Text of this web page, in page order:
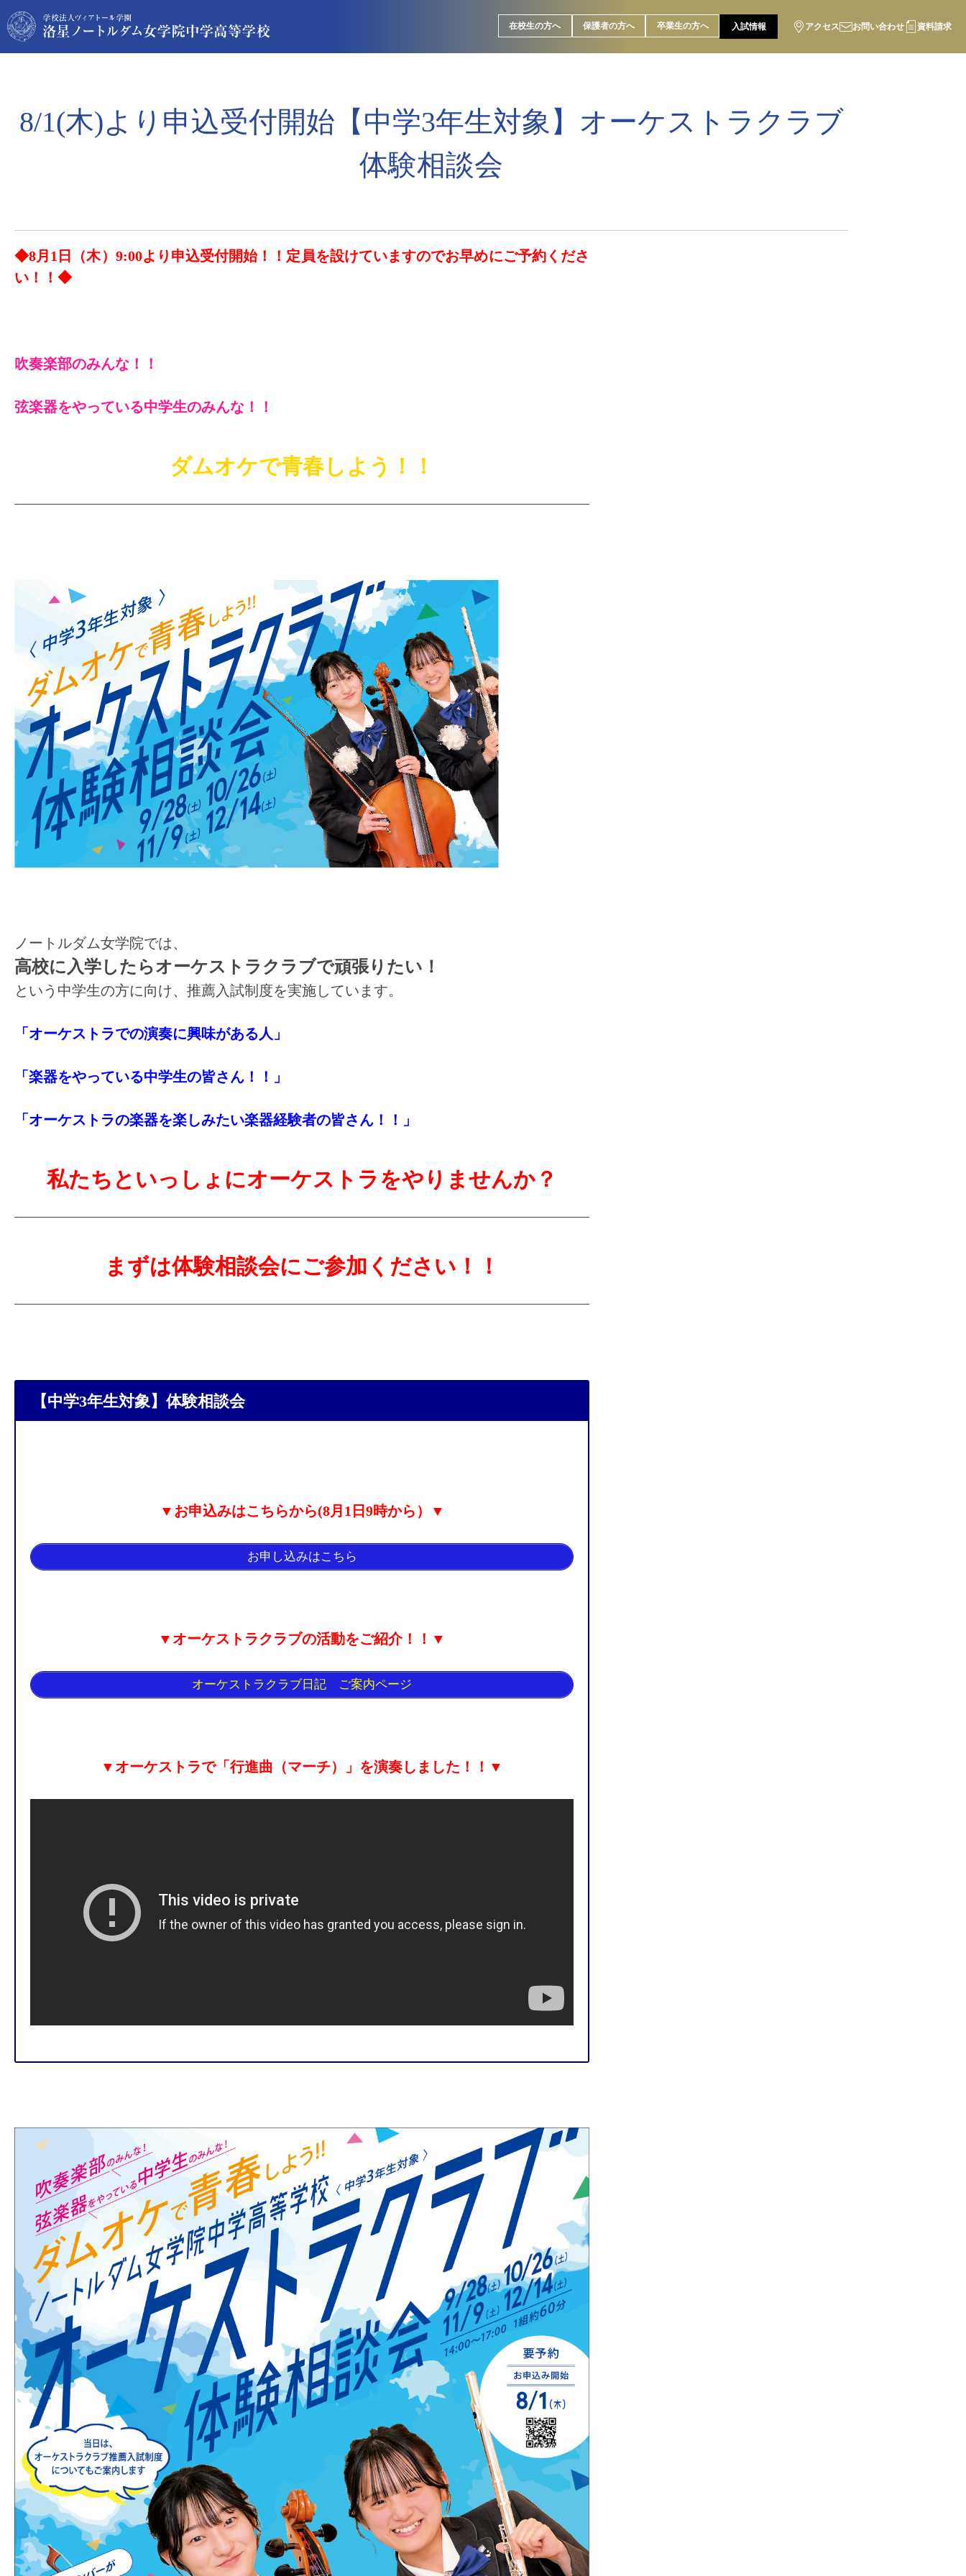
在校生の方へ 保護者の方へ 卒業生の方へ 入試情報 アクセス お問い合わせ 資料請求
8/1(木)より申込受付開始【中学3年生対象】オーケストラクラブ
体験相談会
◆8月1日（木）9:00より申込受付開始！！定員を設けていますのでお早めにご予約くださ
い！！◆
吹奏楽部のみんな！！
弦楽器をやっている中学生のみんな！！
ダムオケで青春しよう！！
ノートルダム女学院では、
高校に入学したらオーケストラクラブで頑張りたい！
という中学生の方に向け、推薦入試制度を実施しています。
「オーケストラでの演奏に興味がある人」
「楽器をやっている中学生の皆さん！！」
「オーケストラの楽器を楽しみたい楽器経験者の皆さん！！」
私たちといっしょにオーケストラをやりませんか？
まずは体験相談会にご参加ください！！
【中学3年生対象】体験相談会
▼お申込みはこちらから(8月1日9時から）▼
お申し込みはこちら
▼オーケストラクラブの活動をご紹介！！▼
オーケストラクラブ日記 ご案内ページ
▼オーケストラで「行進曲（マーチ）」を演奏しました！！▼